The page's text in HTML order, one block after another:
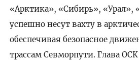
«Арктика», «Сибирь»,
успешно несут вахту в
обеспечивая безопасное
трассам Севморпути. Глава